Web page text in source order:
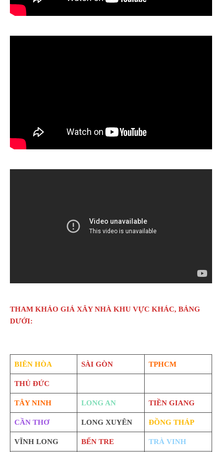
THAM KHẢO GIÁ XÂY NHÀ KHU VỰC KHÁC, BẢNG
DƯỚI:
BIÊN HÒA SÀI GÒN TPHCM
THỦ ĐỨC
TÂY NINH LONG AN TIỀN GIANG
CẦN THƠ LONG XUYÊN ĐỒNG THÁP
VĨNH LONG BẾN TRE TRÀ VINH